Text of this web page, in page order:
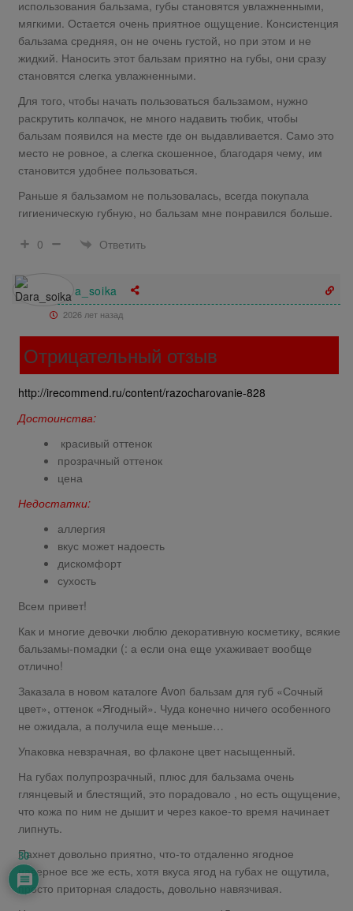
использования бальзама, губы становятся увлажненными,
мягкими. Остается очень приятное ощущение. Консистенция
бальзама средняя, он не очень густой, но при этом и не
жидкий. Наносить этот бальзам приятно на губы, они сразу
становятся слегка увлажненными.
Для того, чтобы начать пользоваться бальзамом, нужно
раскрутить колпачок, не много надавить тюбик, чтобы
бальзам появился на месте где он выдавливается. Само это
место не ровное, а слегка скошенное, благодаря чему, им
становится удобнее пользоваться.
Раньше я бальзамом не пользовалась, всегда покупала
гигиеническую губную, но бальзам мне понравился больше.
0
Ответить
Dara_soika
2026 лет назад
Отрицательный отзыв
http://irecommend.ru/content/razocharovanie-828
Достоинства:
красивый оттенок
прозрачный оттенок
цена
Недостатки:
аллергия
вкус может надоесть
дискомфорт
сухость
Всем привет!
Как и многие девочки люблю декоративную косметику, всякие
бальзамы-помадки (: а если она еще ухаживает вообще
отлично!
Заказала в новом каталоге Avon бальзам для губ «Сочный
цвет», оттенок «Ягодный». Чуда конечно ничего особенного
не ожидала, а получила еще меньше…
Упаковка невзрачная, во флаконе цвет насыщенный.
На губах полупрозрачный, плюс для бальзама очень
глянцевый и блестящий, это порадовало , но есть ощущение,
что кожа по ним не дышит и через какое-то время начинает
липнуть.
Пахнет довольно приятно, что-то отдаленно ягодное
наверное все же есть, хотя вкуса ягод на губах не ощутила,
просто приторная сладость, довольно навязчивая.
30